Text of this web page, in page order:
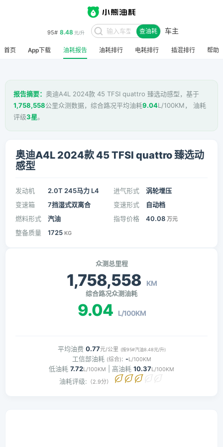
95# 8.48 元/升 查油耗 车主
首页 App下载 油耗报告 油耗排行 电耗排行 插混排行 帮助
报告摘要： 奥迪A4L 2024款 45 TFSI quattro 臻选动感型，基于
1,758,558公里众测数据，综合路况平均油耗9.04L/100KM， 油耗
评级3星。
奥迪A4L 2024款 45 TFSI quattro 臻选动
感型
发动机 2.0T 245马力 L4 进气形式
涡轮增压
变速箱
7挡湿式双离合 变速形式
自动档
燃料形式
汽油 指导价格 40.08 万元
整备质量 1725 KG
众测总里程
1,758,558 KM
综合路况众测油耗
9.04 L/100KM
平均油费 0.77元/公里 (按95#汽油8.48元/升)
工信部油耗 (综合): -L/100KM
低油耗 7.72L/100KM | 高油耗 10.37L/100KM
油耗评级: （2.9分）